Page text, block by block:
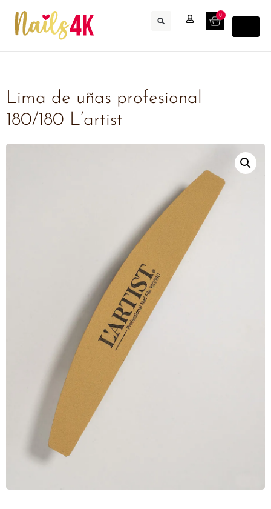
0
Lima de uñas profesional
180/180 L’artist